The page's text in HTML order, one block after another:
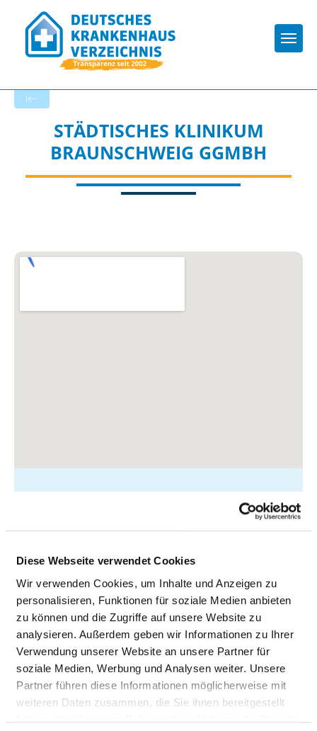
Diese Webseite verwendet Cookies
Wir verwenden Cookies, um Inhalte und Anzeigen zu
personalisieren, Funktionen für soziale Medien anbieten
zu können und die Zugriffe auf unsere Website zu
analysieren. Außerdem geben wir Informationen zu Ihrer
Verwendung unserer Website an unsere Partner für
soziale Medien, Werbung und Analysen weiter. Unsere
Partner führen diese Informationen möglicherweise mit
weiteren Daten zusammen, die Sie ihnen bereitgestellt
STÄDTISCHES KLINIKUM
BRAUNSCHWEIG GGMBH
Salzdahlumer Straße 90
Tel.:0531-595-0
Mail:ed.sbksk@ofni
Anfahrt
https://klinikum-braunschweig.de/
Weitere Standorte